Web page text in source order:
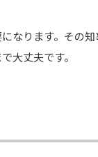
ります。その
大丈夫です。